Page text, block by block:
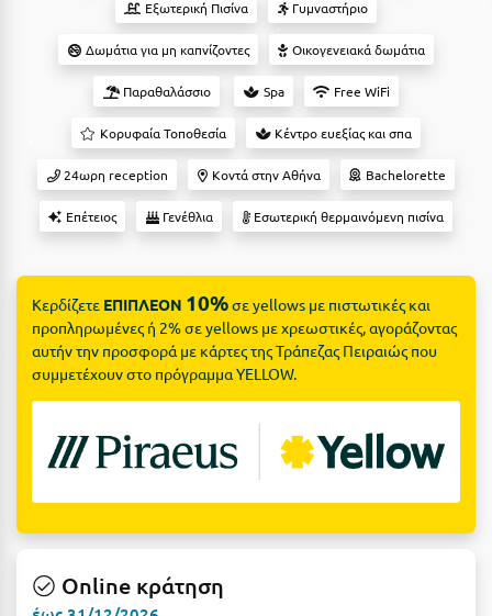
Βραχάτι Κορινθίας
Γαλαξiδι
Γλυφάδα
Γρεβενά
Γύθειο
Δ
Διακοπτό
Ε
Ελάτη Αρκαδίας
Ελληνικό Αρκαδίας
Δες όλες τις προσφορές
Δες όλα τα πακέτα διακοπών
Εξωτερική Πισίνα Γυμναστήριο
Δωμάτια για μη καπνίζοντες Οικογενειακά δωμάτια
Παραθαλάσσιο Spa Free WiFi
Κορυφαία Τοποθεσία Κέντρο ευεξίας και σπα
24ωρη reception Κοντά στην Αθήνα Bachelorette
Επέτειος Γενέθλια Εσωτερική θερμαινόμενη πισίνα
Κερδίζετε ΕΠΙΠΛΕΟΝ 10%σε yellows με πιστωτικές και
προπληρωμένες ή 2% σε yellows με χρεωστικές, αγοράζοντας
αυτήν την προσφορά με κάρτες της Τράπεζας Πειραιώς που
συμμετέχουν στο πρόγραμμα YELLOW.
Online κράτηση